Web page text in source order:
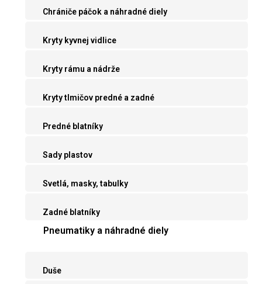
Chrániče páčok a náhradné diely
Kryty kyvnej vidlice
Kryty rámu a nádrže
Kryty tlmičov predné a zadné
Predné blatníky
Sady plastov
Svetlá, masky, tabulky
Zadné blatníky
Pneumatiky a náhradné diely
Duše